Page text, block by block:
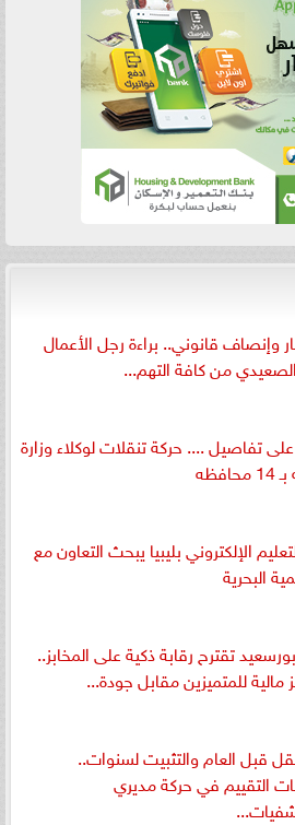
وإنصاف قانوني.. براءة رجل الأعمال
من كافة التهم...
تفاصيل .... حركة تنقلات لوكلاء وزارة
الإلكتروني بليبيا يبحث التعاون مع
البحرية
تقترح رقابة ذكية على المخابز..
مالية للمتميزين مقابل جودة...
قبل العام والتثبيت لسنوات..
التقييم في حركة مديري